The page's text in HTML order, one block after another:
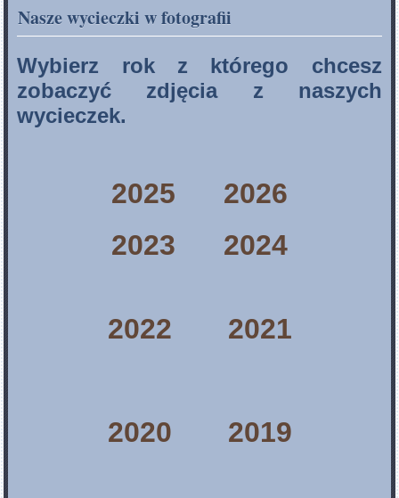
Nasze wycieczki w fotografii
Wybierz rok z którego chcesz
zobaczyć zdjęcia z naszych
wycieczek.
2025
2026
2023
2024
2022 2021
2020 2019